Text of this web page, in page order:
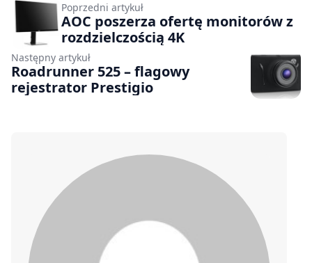
Poprzedni artykuł
AOC poszerza ofertę monitorów z
rozdzielczością 4K
Następny artykuł
Roadrunner 525 – flagowy
rejestrator Prestigio